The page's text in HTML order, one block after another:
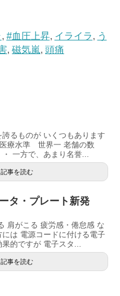
, #血圧上昇, イライラ, う
, 磁気嵐, 頭痛
るものが いくつもあります
療水準 世界一 老舗の数
一方で、あまり名誉...
記事を読む
タ・プレート新発
肩がこる 疲労感・倦怠感 な
には 電源コードに付ける電子
的ですが 電子スタ...
記事を読む